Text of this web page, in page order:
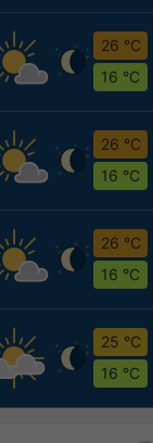
26 °C
16 °C
26 °C
16 °C
26 °C
16 °C
25 °C
16 °C